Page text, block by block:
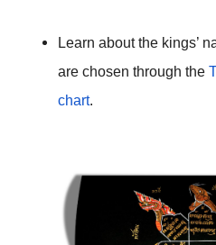
Learn about the kings’
are chosen through the
chart.